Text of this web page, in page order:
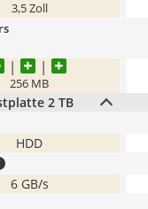
3,5 Zoll
256 MB
2 TB
HDD
6 GB/s